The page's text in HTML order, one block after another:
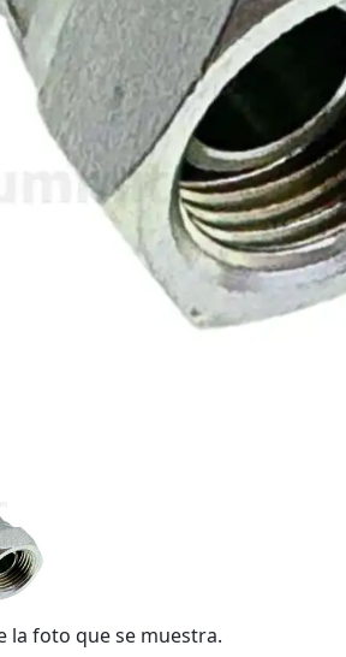
la foto que se muestra.